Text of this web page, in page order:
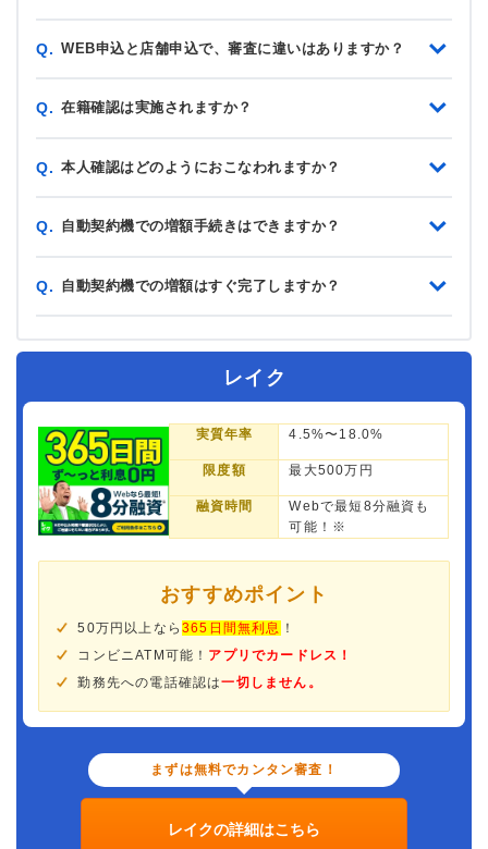
Q. WEB申込と店舗申込で、審査に違いはありますか？
Q. 在籍確認は実施されますか？
Q. 本人確認はどのようにおこなわれますか？
Q. 自動契約機での増額手続きはできますか？
Q. 自動契約機での増額はすぐ完了しますか？
レイク
実質年率 4.5%〜18.0%
限度額 最大500万円
融資時間
Webで最短8分融資も
可能！※
おすすめポイント
50万円以上なら365日間無利息
！
コンビニATM可能！ アプリでカードレス！
勤務先への電話確認は一切しません。
まずは無料でカンタン審査！
レイクの詳細はこちら